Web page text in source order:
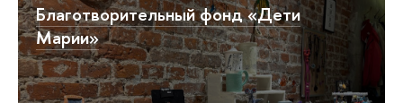
Благотворительный фонд «Дети
Марии»